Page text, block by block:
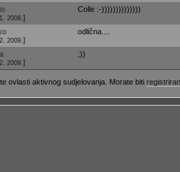
2008. ]
Colle :-))))))))))))))
2009. ]
odlična....
2009. ]
;))
ovlasti aktivnog sudjelovanja. Morate biti